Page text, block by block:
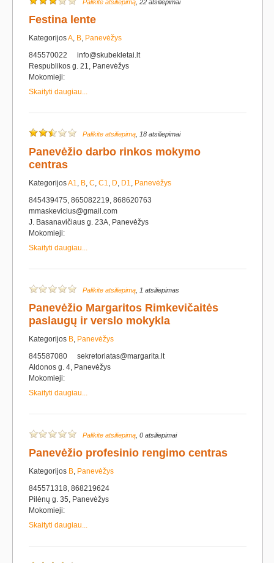
Palikite atsiliepimą , 22 atsiliepimai
Festina lente
KategorijosA, B, Panevėžys
845570022
info@skubekletai.lt
Respublikos g. 21, Panevėžys
Mokomieji:
Skaityti daugiau...
Palikite atsiliepimą , 18 atsiliepimai
Panevėžio darbo rinkos mokymo
centras
KategorijosA1, B, C, C1, D, D1, Panevėžys
845439475, 865082219, 868620763
mmaskevicius@gmail.com
J. Basanavičiaus g. 23A, Panevėžys
Mokomieji:
Skaityti daugiau...
Palikite atsiliepimą , 1 atsiliepimas
Panevėžio Margaritos Rimkevičaitės
paslaugų ir verslo mokykla
Kategorijos B, Panevėžys
845587080
sekretoriatas@margarita.lt
Aldonos g. 4, Panevėžys
Mokomieji:
Skaityti daugiau...
Palikite atsiliepimą , 0 atsiliepimai
Panevėžio profesinio rengimo centras
Kategorijos B, Panevėžys
845571318, 868219624
Pilėnų g. 35, Panevėžys
Mokomieji:
Skaityti daugiau...